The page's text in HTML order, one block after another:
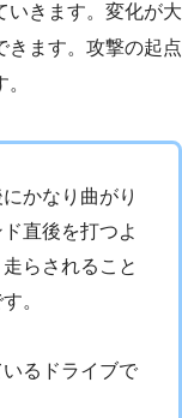
いきます。変化が大
きます。攻撃の起点
かなり曲がり
直後を打つよ
らされること
。
るドライブで